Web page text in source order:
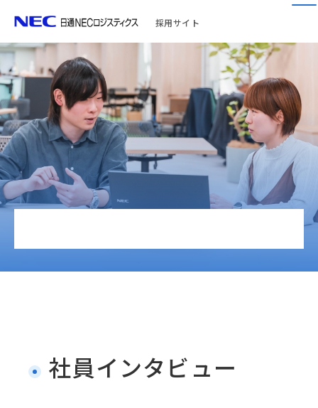
採用サイト
社員インタビュー